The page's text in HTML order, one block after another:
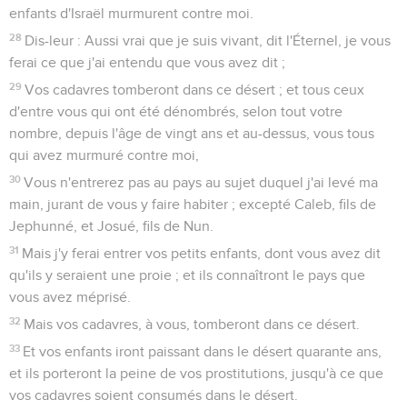
enfants d'Israël murmurent contre moi.
28 Dis-leur : Aussi vrai que je suis vivant, dit l'Éternel, je vous
ferai ce que j'ai entendu que vous avez dit ;
29 Vos cadavres tomberont dans ce désert ; et tous ceux
d'entre vous qui ont été dénombrés, selon tout votre
nombre, depuis l'âge de vingt ans et au-dessus, vous tous
qui avez murmuré contre moi,
30 Vous n'entrerez pas au pays au sujet duquel j'ai levé ma
main, jurant de vous y faire habiter ; excepté Caleb, fils de
Jephunné, et Josué, fils de Nun.
31 Mais j'y ferai entrer vos petits enfants, dont vous avez dit
qu'ils y seraient une proie ; et ils connaîtront le pays que
vous avez méprisé.
32 Mais vos cadavres, à vous, tomberont dans ce désert.
33 Et vos enfants iront paissant dans le désert quarante ans,
et ils porteront la peine de vos prostitutions, jusqu'à ce que
vos cadavres soient consumés dans le désert.